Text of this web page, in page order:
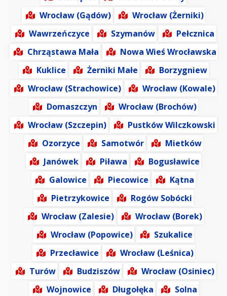
Wrocław (Gądów)
Wrocław (Żerniki)
Wawrzeńczyce
Szymanów
Pełcznica
Chrząstawa Mała
Nowa Wieś Wrocławska
Kuklice
Żerniki Małe
Borzygniew
Wrocław (Strachowice)
Wrocław (Kowale)
Domaszczyn
Wrocław (Brochów)
Wrocław (Szczepin)
Pustków Wilczkowski
Ozorzyce
Samotwór
Mietków
Janówek
Piława
Bogusławice
Galowice
Piecowice
Kątna
Pietrzykowice
Rogów Sobócki
Wrocław (Zalesie)
Wrocław (Borek)
Wrocław (Popowice)
Szukalice
Przecławice
Wrocław (Leśnica)
Turów
Budziszów
Wrocław (Osiniec)
Wojnowice
Długołęka
Solna